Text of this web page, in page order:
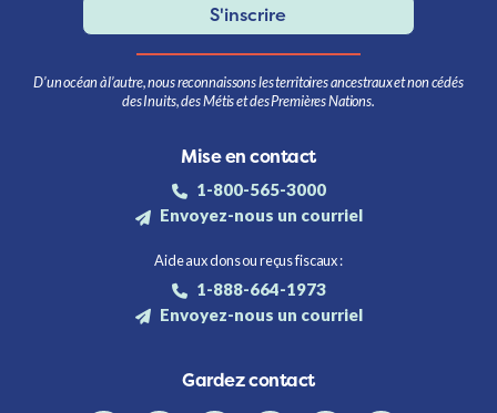
S'inscrire
D’un océan à l’autre, nous reconnaissons les territoires ancestraux et non cédés
des Inuits, des Métis et des Premières Nations.
Mise en contact
1-800-565-3000
Envoyez-nous un courriel
Aide aux dons ou reçus fiscaux :
1-888-664-1973
Envoyez-nous un courriel
Gardez contact